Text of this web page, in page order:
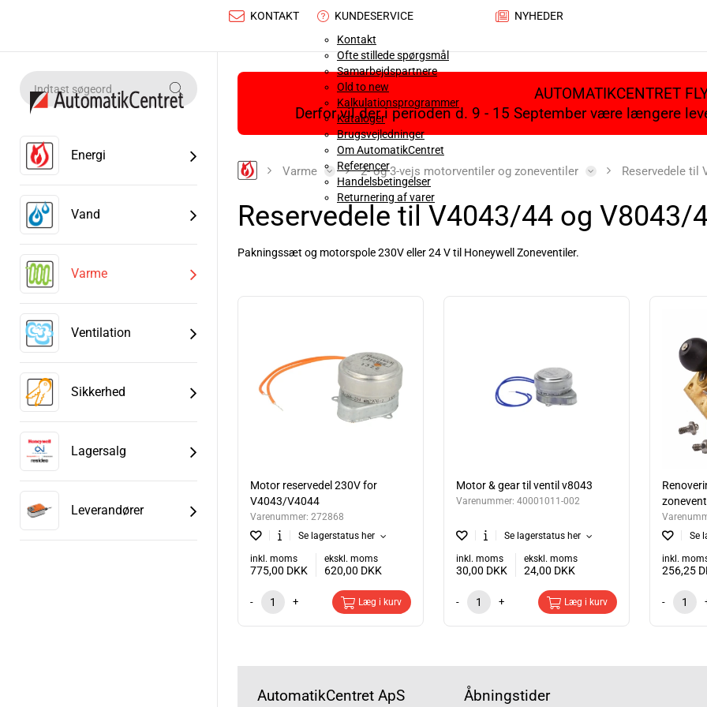
KONTAKT
KUNDESERVICE
Kontakt
Ofte stillede spørgsmål
Samarbejdspartnere
Old to new
Kalkulationsprogrammer
Kataloger
Brugsvejledninger
Om AutomatikCentret
Referencer
Handelsbetingelser
Returnering af varer
NYHEDER
Energi
Vand
Varme
Ventilation
Sikkerhed
Lagersalg
Leverandører
AUTOMATIKCENTRET
Derfor vil der i perioden d. 9 - 15 September være længere
Varme 2- og 3-vejs motorventiler og zoneventiler Reservedele til
Reservedele til V4043/44 og V8043/
Pakningssæt og motorspole 230V eller 24 V til Honeywell Zoneventiler.
Læs mere
Motor reservedel 230V for
V4043/V4044
Varenummer: 272868
Se lagerstatus her
inkl. moms
775,00 DKK
ekskl. moms
620,00 DKK
- + Læg i kurv
Motor & gear til ventil v8043
Varenummer: 40001011-002
Se lagerstatus her
inkl. moms
30,00 DKK
ekskl. moms
24,00 DKK
- + Læg i kurv
Se
inkl.
256,25
-
AutomatikCentret ApS Åbningstider